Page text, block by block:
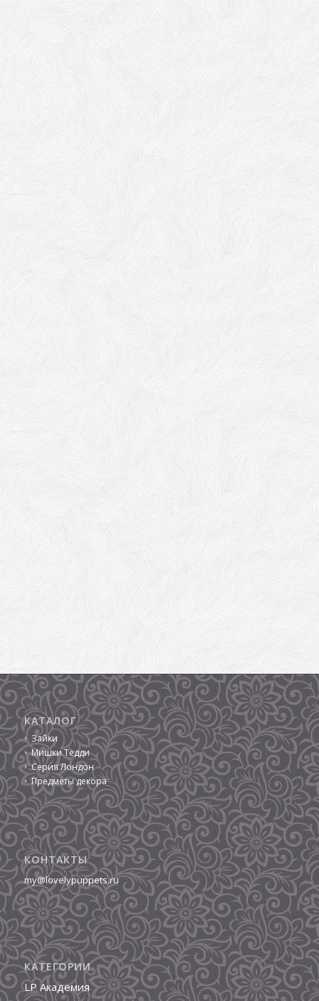
КАТАЛОГ
Зайки
Мишки Тедди
Серия Лондон
Предметы декора
КОНТАКТЫ
my@lovelypuppets.ru
КАТЕГОРИИ
LP Академия